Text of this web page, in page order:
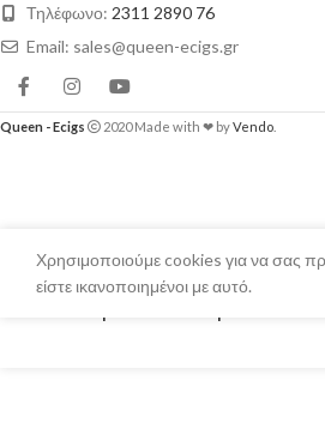
Τηλέφωνο: 2311 2890 76
Email: sales@queen-ecigs.gr
Queen - Ecigs 2020 Made with ❤ byVendo
Χρησιμοποιούμε cookies για να σας
είστε ικανοποιημένοι με αυτό.